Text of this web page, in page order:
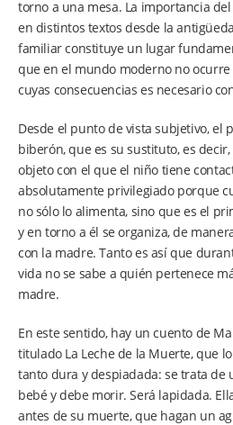
torno a una mesa. La importancia
en distintos textos desde la
familiar constituye un lugar
que en el mundo moderno no
cuyas consecuencias es necesario
Desde el punto de vista subjetivo, el
biberón, que es su sustituto, es
objeto con el que el niño tiene
absolutamente privilegiado porque
no sólo lo alimenta, sino que es el
y en torno a él se organiza, de
con la madre. Tanto es así que
vida no se sabe a quién pertenece
madre.
En este sentido, hay un cuento de
titulado La Leche de la Muerte, que
tanto dura y despiadada: se trata
bebé y debe morir. Será lapidada.
antes de su muerte, que hagan un